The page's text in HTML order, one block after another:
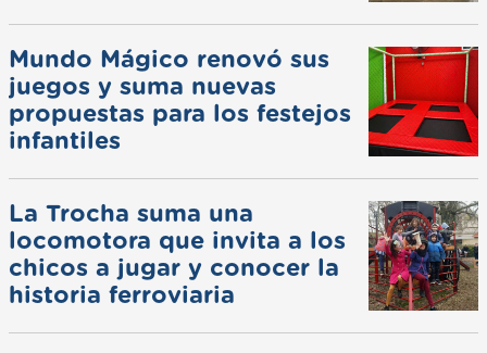
Mundo Mágico renovó sus
juegos y suma nuevas
propuestas para los festejos
infantiles
La Trocha suma una
locomotora que invita a los
chicos a jugar y conocer la
historia ferroviaria